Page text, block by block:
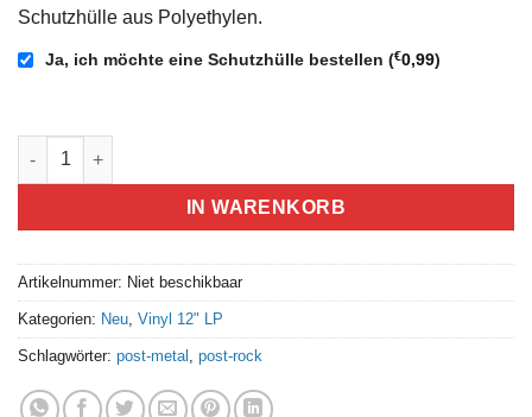
Schutzhülle aus Polyethylen.
Ja, ich möchte eine Schutzhülle bestellen (€0,99)
Sagor Som Leder Mot Slutet - IV Anzahl
IN WARENKORB
Artikelnummer: Niet beschikbaar
Kategorien: Neu, Vinyl 12" LP
Schlagwörter: post-metal , post-rock